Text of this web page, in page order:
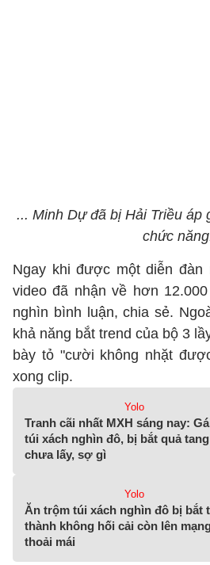
... Minh Dự đã bị Hải Triều áp
chức
Ngay khi được một diễn đàn
video đã nhận về hơn
nghìn bình luận, chia sẻ.
khả năng bắt trend của bộ 3
bày tỏ "cười không nhặt
xong clip.
Yolo
Tranh cãi nhất MXH sáng nay:
túi xách nghìn đô, bị bắt quả
chưa lấy, sợ gì
Yolo
Ăn trộm túi xách nghìn đô bị bắt
thành không hối cải còn lên
thoải mái